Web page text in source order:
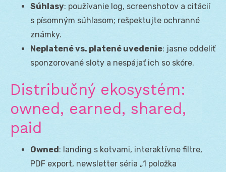
Súhlasy: používanie log, screenshotov a citácií
s písomným súhlasom; rešpektujte ochranné
známky.
Neplatené vs. platené uvedenie: jasne oddeliť
sponzorované sloty a nespájať ich so skóre.
Distribučný ekosystém:
owned, earned, shared,
paid
Owned: landing s kotvami, interaktívne filtre,
PDF export, newsletter séria „1 položka